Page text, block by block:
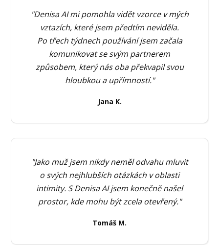
"Denisa AI mi pomohla vidět vzorce v mých
vztazích, které jsem předtím neviděla.
Po třech týdnech používání jsem začala
komunikovat se svým partnerem
způsobem, který nás oba překvapil svou
hloubkou a upřímností."
Jana K.
"Jako muž jsem nikdy neměl odvahu mluvit
o svých nejhlubších otázkách v oblasti
intimity. S Denisa AI jsem konečně našel
prostor, kde mohu být zcela otevřený."
Tomáš M.